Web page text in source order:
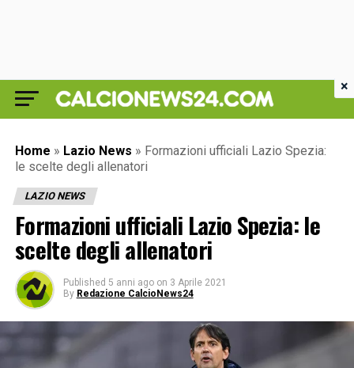
Home » Lazio News » Formazioni ufficiali Lazio Spezia:
le scelte degli allenatori
LAZIO NEWS
Formazioni ufficiali Lazio Spezia: le
scelte degli allenatori
Published 5 anni ago on 3 Aprile 2021
By Redazione CalcioNews24
×